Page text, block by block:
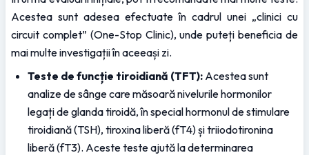
Acestea sunt adesea efectuate în cadrul unei „clinici cu
circuit complet” (One-Stop Clinic), unde puteți beneficia de
mai multe investigații în aceeași zi.
Teste de funcție tiroidiană (TFT): Acestea sunt
analize de sânge care măsoară nivelurile hormonilor
legați de glanda tiroidă, în special hormonul de stimulare
tiroidiană (TSH), tiroxina liberă (fT4) și triiodotironina
liberă (fT3). Aceste teste ajută la determinarea